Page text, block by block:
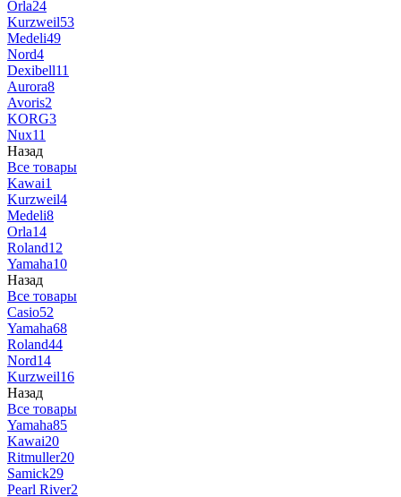
Orla24
Kurzweil53
Medeli49
Nord4
Dexibell11
Aurora8
Avoris2
KORG3
Nux11
Назад
Все товары
Kawai1
Kurzweil4
Medeli8
Orla14
Roland12
Yamaha10
Назад
Все товары
Casio52
Yamaha68
Roland44
Nord14
Kurzweil16
Назад
Все товары
Yamaha85
Kawai20
Ritmuller20
Samick29
Pearl River2